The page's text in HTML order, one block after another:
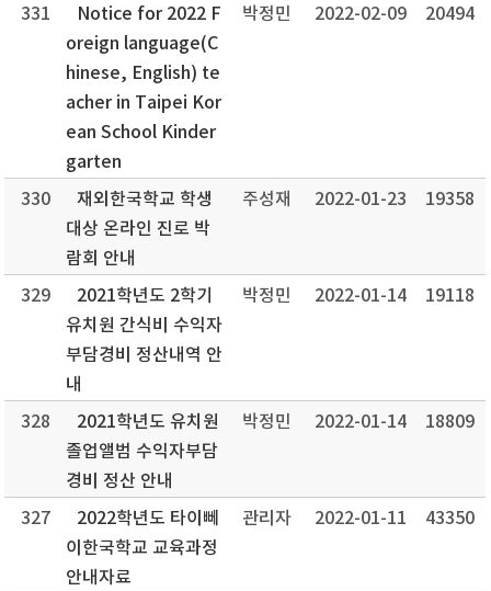
331
Notice for 2022 F
oreign language(C
hinese, English) te
acher in Taipei Kor
ean School Kinder
garten
박정민 2022-02-09 20494
330
재외한국학교 학생
대상 온라인 진로 박
람회 안내
주성재 2022-01-23 19358
329
2021학년도 2학기
유치원 간식비 수익자
부담경비 정산내역 안
내
박정민 2022-01-14 19118
328
2021학년도 유치원
졸업앨범 수익자부담
경비 정산 안내
박정민 2022-01-14 18809
327
2022학년도 타이뻬
이한국학교 교육과정
안내자료
관리자 2022-01-11 43350